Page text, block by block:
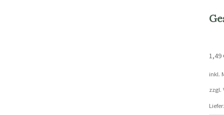
1,49
inkl.
zzgl.